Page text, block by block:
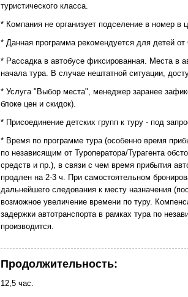
туристического класса.
* Компания не организует подселение в номер в
* Данная программа рекомендуется для детей от
* Рассадка в автобусе фиксированная. Места в
начала тура. В случае нештатной ситуации,
* Услуга "Выбор места", менеджер заранее
блоке цен и скидок).
* Присоединение детских групп к туру - под
* Время по программе тура (особенно время
по независящим от Туроператора/Турагента
средств и пр.), в связи с чем время прибытия
продлен на 2-3 ч. При самостоятельном
дальнейшего следования к месту назначения
возможное увеличение времени по туру.
задержки автотранспорта в рамках тура по
производится.
Продолжительность:
12,5 час.